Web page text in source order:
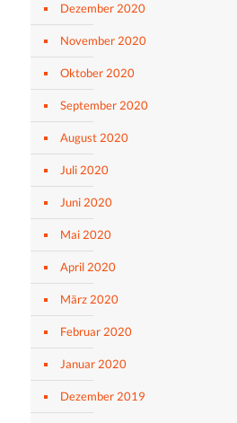
Dezember 2020
November 2020
Oktober 2020
September 2020
August 2020
Juli 2020
Juni 2020
Mai 2020
April 2020
März 2020
Februar 2020
Januar 2020
Dezember 2019